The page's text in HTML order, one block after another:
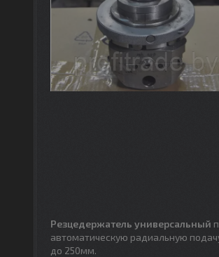
Резцедержатель универсальный
автоматическую радиальную
до 250мм.